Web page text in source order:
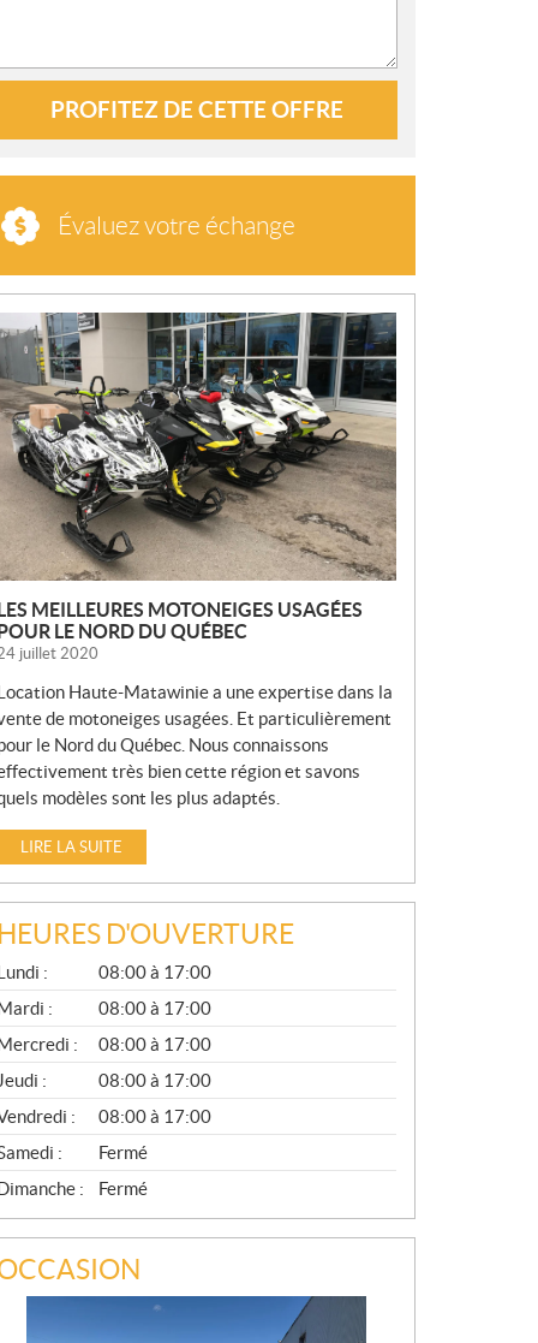
PROFITEZ DE CETTE OFFRE
Évaluez votre échange
L
L
LES MEILLEURES MOTONEIGES USAGÉES
POUR LE NORD DU QUÉBEC
juillet 2020
Location Haute-Matawinie a une expertise dans la
de motoneiges usagées. Et particulièrement
le Nord du Québec. Nous connaissons
très bien cette région et savons
modèles sont les plus adaptés.
LIRE LA SUITE
HEURES D'OUVERTURE
Lundi :
08:00 à 17:00
Mardi :
08:00 à 17:00
Mercredi :
08:00 à 17:00
:
08:00 à 17:00
:
08:00 à 17:00
:
Fermé
Dimanche :
Fermé